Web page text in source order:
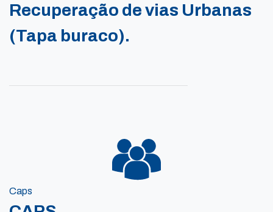
Recuperação de vias Urbanas
(Tapa buraco).
Caps